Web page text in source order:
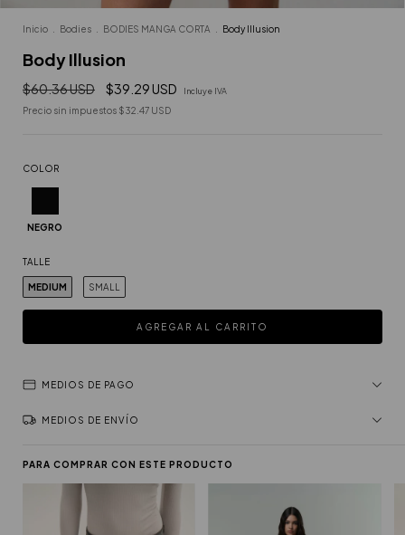
Inicio Bodies BODIES MANGA CORTA Body Illusion
Body Illusion
$60.36 USD $39.29 USD Incluye IVA
Precio sin impuestos $32.47 USD
COLOR
NEGRO
TALLE
MEDIUM SMALL
MEDIOS DE PAGO
MEDIOS DE ENVÍO
PARA COMPRAR CON ESTE PRODUCTO